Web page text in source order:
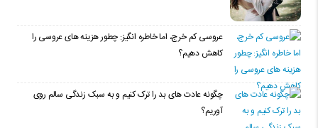
عروسی کم خرج، اما خاطره انگیز: چطور هزینه های عروسی را
کاهش دهیم؟
چگونه عادت‌ های بد را ترک کنیم و به سبک زندگی سالم روی
آوریم؟